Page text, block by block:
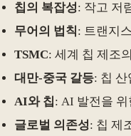
칩의 복잡성: 작고 저
무어의 법칙: 트랜지
TSMC: 세계 칩 제조
대만-중국 갈등: 칩 산
AI와 칩: AI 발전을
글로벌 의존성: 칩 제